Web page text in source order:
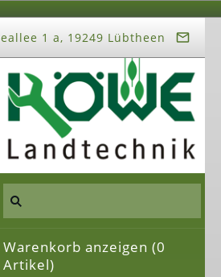
1 a, 19249 Lübtheen
Warenkorb anzeigen (0
Artikel)